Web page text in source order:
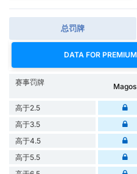
总罚牌
DATA FOR
赛事罚牌 Magos
高于2.5
高于3.5
高于4.5
高于5.5